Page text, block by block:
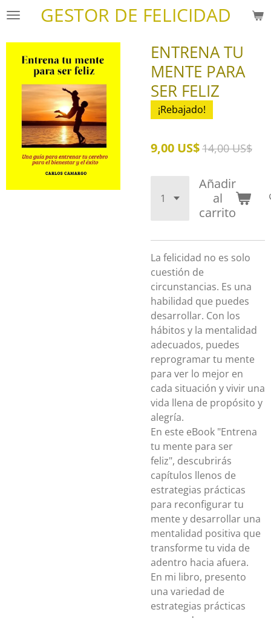
Ir
contenido
principal
GESTOR DE FELICIDAD
ENTRENA TU
MENTE PARA
SER FELIZ
¡Rebajado!
9,00 US$14,00 US$
Añadir
al
carrito
La felicidad no es solo
cuestión de
circunstancias. Es una
habilidad que puedes
desarrollar. Con los
hábitos y la mentalidad
adecuados, puedes
reprogramar tu mente
para ver lo mejor en
cada situación y vivir una
vida llena de propósito y
alegría.
En este eBook "Entrena
tu mente para ser
feliz", descubrirás
capítulos llenos de
estrategias prácticas
para reconfigurar tu
mente y desarrollar una
mentalidad positiva que
transforme tu vida de
adentro hacia afuera.
En mi libro, presento
una variedad de
estrategias prácticas